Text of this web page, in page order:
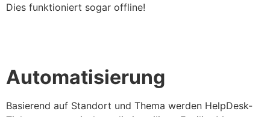
Dies funktioniert sogar offline!
Automatisierung
Basierend auf Standort und Thema werden HelpDesk-